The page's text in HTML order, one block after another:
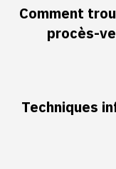
Comment
procès-
Techniques